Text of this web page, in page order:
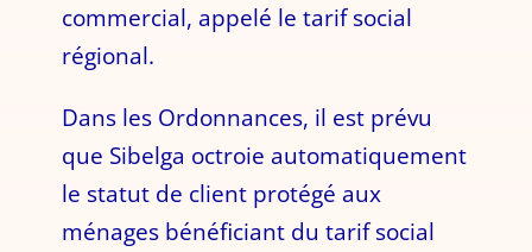
commercial, appelé le tarif social
régional.
Dans les Ordonnances, il est prévu
que Sibelga octroie automatiquement
le statut de client protégé aux
ménages bénéficiant du tarif social